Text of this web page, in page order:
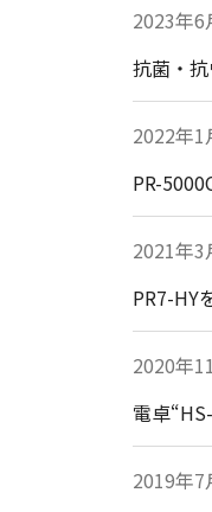
2023年6
抗菌・
2022年1
PR-
2021年3
PR7-HY
2020年
電卓
2019年7